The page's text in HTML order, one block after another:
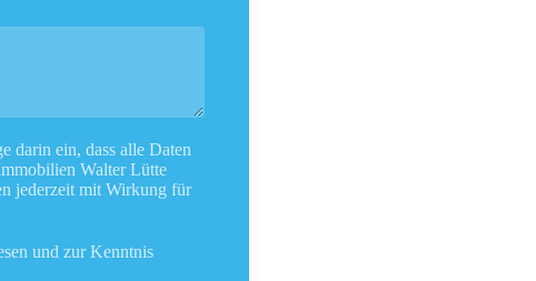
darin ein, dass alle Daten
Walter Lütte
jederzeit mit Wirkung für
und zur Kenntnis